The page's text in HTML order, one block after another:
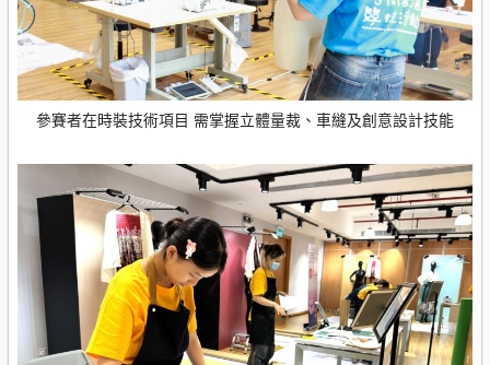
參賽者在時裝技術項目 需掌握立體量裁、車縫及創意設計技能